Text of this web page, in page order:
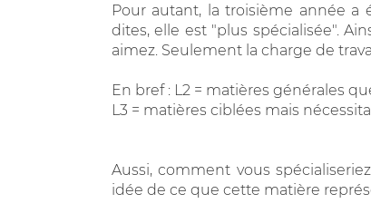
Pour autant, la troisième année a
dites, elle est "plus spécialisée".
aimez. Seulement la charge de
En bref : L2 = matières générales
L3 = matières ciblées mais
Aussi, comment vous
idée de ce que cette matière